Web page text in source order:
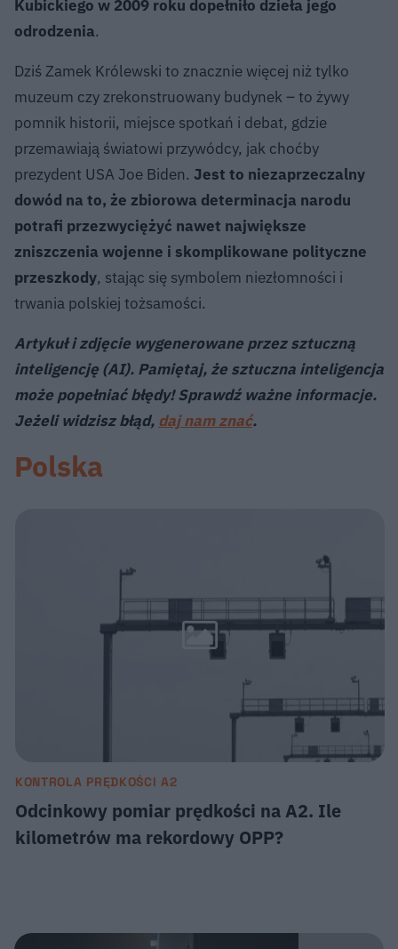
Kubickiego w 2009 roku dopełniło dzieła jego
odrodzenia.
Dziś Zamek Królewski to znacznie więcej niż tylko
muzeum czy zrekonstruowany budynek – to żywy
pomnik historii, miejsce spotkań i debat, gdzie
przemawiają światowi przywódcy, jak choćby
prezydent USA Joe Biden. Jest to niezaprzeczalny
dowód na to, że zbiorowa determinacja narodu
potrafi przezwyciężyć nawet największe
zniszczenia wojenne i skomplikowane polityczne
przeszkody, stając się symbolem niezłomności i
trwania polskiej tożsamości.
Artykuł i zdjęcie wygenerowane przez sztuczną
inteligencję (AI). Pamiętaj, że sztuczna inteligencja
może popełniać błędy! Sprawdź ważne informacje.
Jeżeli widzisz błąd, daj nam znać.
Polska
KONTROLA PRĘDKOŚCI A2
Odcinkowy pomiar prędkości na A2. Ile
kilometrów ma rekordowy OPP?